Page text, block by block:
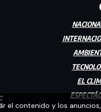
EL
el contenido y los